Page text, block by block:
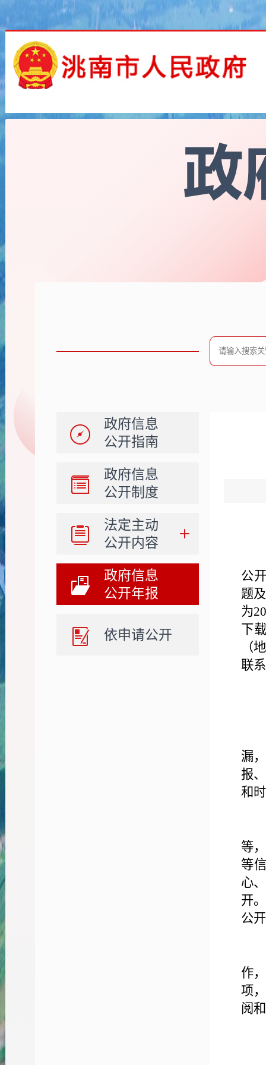
政府信息
公开指南
政府信息
公开制度
法定主动
公开内容
政府信息
公开年报
依申请公开
公
题
为
下
（
联
漏
报
和
等
等
心
开
公
作
项
阅